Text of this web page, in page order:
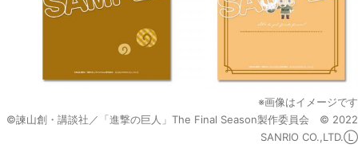
※画像はイメージです
©諫山創・講談社／「進撃の巨人」The Final Season製作委員会 © 2022
SANRIO CO.,LTD.Ⓛ